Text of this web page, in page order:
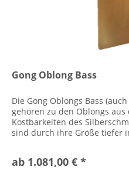
Gong Oblong Bass
Die Gong Oblongs Bass
gehören zu den Oblongs
Kostbarkeiten des
sind durch ihre Größe tiefer
ab 1.081,00 € *